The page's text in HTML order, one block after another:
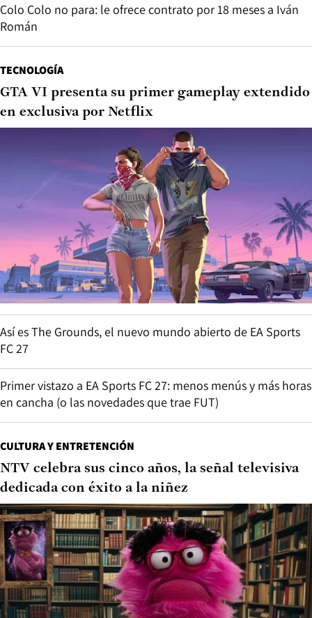
Colo Colo no para: le ofrece contrato por 18 meses a Iván
Román
TECNOLOGÍA
GTA VI presenta su primer gameplay extendido
en exclusiva por Netflix
Así es The Grounds, el nuevo mundo abierto de EA Sports
FC 27
Primer vistazo a EA Sports FC 27: menos menús y más horas
en cancha (o las novedades que trae FUT)
CULTURA Y ENTRETENCIÓN
NTV celebra sus cinco años, la señal televisiva
dedicada con éxito a la niñez